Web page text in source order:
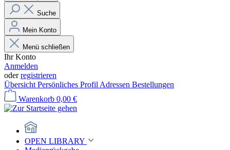
Suche
Mein Konto
Menü schließen
Ihr Konto
Anmelden
oderregistrieren
Übersicht Persönliches Profil Adressen Bestellungen
Warenkorb 0,00 €
OPEN LIBRARY